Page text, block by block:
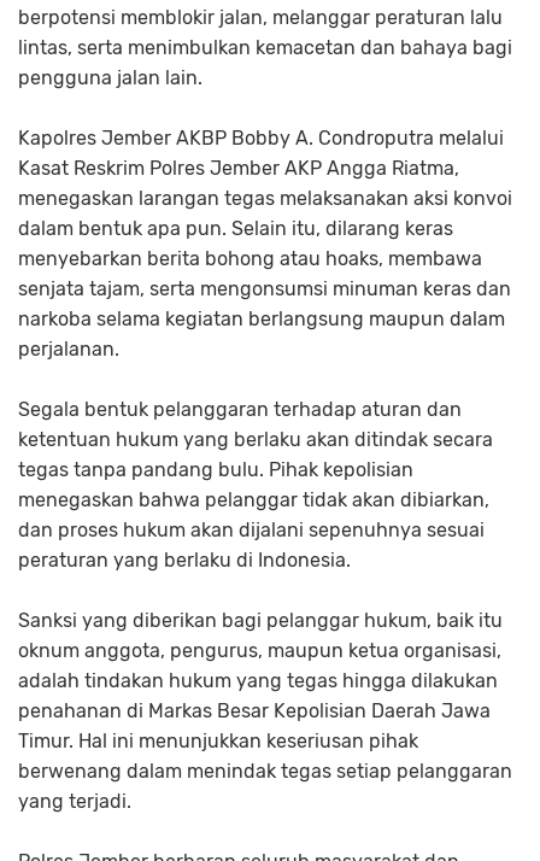
berpotensi memblokir jalan, melanggar peraturan lalu
lintas, serta menimbulkan kemacetan dan bahaya bagi
pengguna jalan lain.
Kapolres Jember AKBP Bobby A. Condroputra melalui
Kasat Reskrim Polres Jember AKP Angga Riatma,
menegaskan larangan tegas melaksanakan aksi konvoi
dalam bentuk apa pun. Selain itu, dilarang keras
menyebarkan berita bohong atau hoaks, membawa
senjata tajam, serta mengonsumsi minuman keras dan
narkoba selama kegiatan berlangsung maupun dalam
perjalanan.
Segala bentuk pelanggaran terhadap aturan dan
ketentuan hukum yang berlaku akan ditindak secara
tegas tanpa pandang bulu. Pihak kepolisian
menegaskan bahwa pelanggar tidak akan dibiarkan,
dan proses hukum akan dijalani sepenuhnya sesuai
peraturan yang berlaku di Indonesia.
Sanksi yang diberikan bagi pelanggar hukum, baik itu
oknum anggota, pengurus, maupun ketua organisasi,
adalah tindakan hukum yang tegas hingga dilakukan
penahanan di Markas Besar Kepolisian Daerah Jawa
Timur. Hal ini menunjukkan keseriusan pihak
berwenang dalam menindak tegas setiap pelanggaran
yang terjadi.